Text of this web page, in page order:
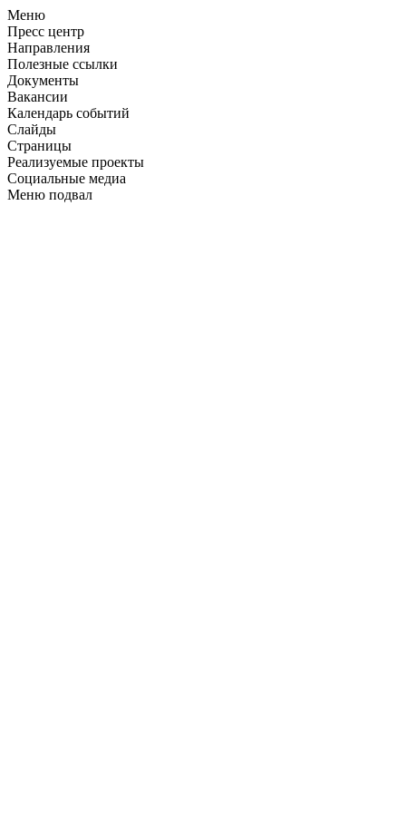
Меню
Пресс центр
Направления
Полезные ссылки
Документы
Вакансии
Календарь событий
Слайды
Страницы
Реализуемые проекты
Социальные медиа
Меню подвал